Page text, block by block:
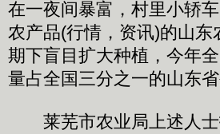
在一夜间暴富，村里小轿
农产品(行情，资讯)的山
期下盲目扩大种植，今年
量占全国三分之一的山东
莱芜市农业局上述人士